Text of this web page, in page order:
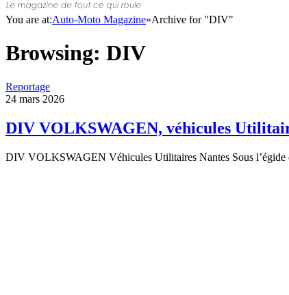
You are at:Auto-Moto Magazine»Archive for "DIV"
Browsing: DIV
Reportage
24 mars 2026
DIV VOLKSWAGEN, véhicules
DIV VOLKSWAGEN Véhicules Utilitaires Nantes Sous